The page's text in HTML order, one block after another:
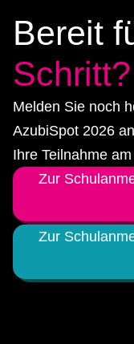
Bereit
Schritt?
Melden Sie noch
AzubiSpot 2026
Ihre Teilnahme
Zur
Zur